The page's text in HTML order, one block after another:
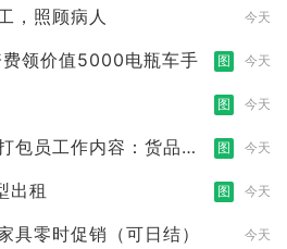
，照顾病人 今天
领价值5000电瓶车手 图 今天
图 今天
包员工作内容：货品分
图 今天
出租 图 今天
具零时促销（可日结） 今天